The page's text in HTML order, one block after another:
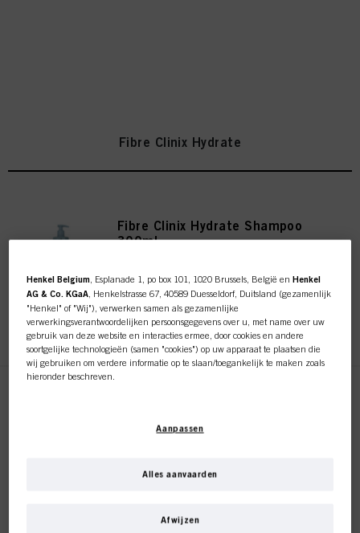
Fibre Clinix Hydrate
Fibre Clinix Hydrate Shampoo
300ml
REGISTEREN EN KOPEN
ID-nr. 3056723
Henkel Belgium , Esplanade 1, po box 101, 1020 Brussels, België enHenkel
AG & Co. KGaA , Henkelstrasse 67, 40589 Duesseldorf, Duitsland (gezamenlijk
"Henkel" of "Wij"), verwerken samen als gezamenlijke
verwerkingsverantwoordelijken persoonsgegevens over u, met name over uw
gebruik van deze website en interacties ermee, door cookies en andere
soortgelijke technologieën (samen "cookies") op uw apparaat te plaatsen die
wij gebruiken om verdere informatie op te slaan/toegankelijk te maken zoals
hieronder beschreven.
aangegeven in onze Gegevensbeschermingsverklaring waarnaar een link in
te meten en te optimaliseren, om u
website en uw commerciële interacties met ons (respectievelijk het bedrijf
waarvoor u werkt) analyseren en op basis daarvan uw aankopen van onze
Aanpassen
Afwijzen
Alles aanvaarden